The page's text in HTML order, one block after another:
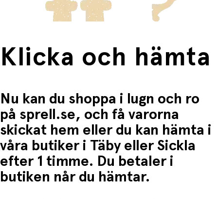
Klicka och hämta
Nu kan du shoppa i lugn och ro
på sprell.se, och få varorna
skickat hem eller du kan hämta i
våra butiker i Täby eller Sickla
efter 1 timme. Du betaler i
butiken når du hämtar.